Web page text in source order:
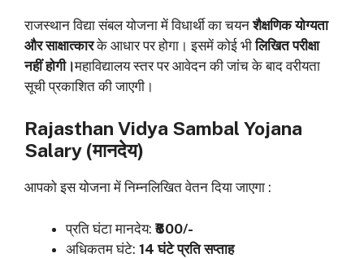
राजस्थान विद्या संबल योजना में विधार्थी का चयनशैक्षणिक योग्यता
और साक्षात्कारके आधार पर होगा। इसमें कोई भीलिखितपरीक्षा
नहीं होगी।महाविद्यालय स्तर पर आवेदन की जांच के बाद वरीयता
सूची प्रकाशित की जाएगी।
Rajasthan Vidya Sambal Yojana
Salary (मानदेय)
आपको इस योजना में निम्नलिखित वेतन दिया जाएगा :
प्रति घंटा मानदेय: ₹800/-
अधिकतम घंटे: 14 घंटे प्रति सप्ताह